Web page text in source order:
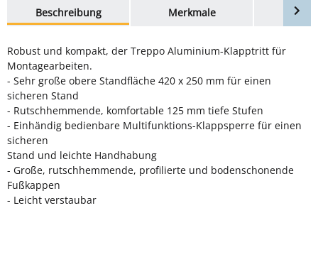
Beschreibung
Merkmale
Robust und kompakt, der Treppo Aluminium-Klapptritt für
Montagearbeiten.
- Sehr große obere Standfläche 420 x 250 mm für einen
sicheren Stand
- Rutschhemmende, komfortable 125 mm tiefe Stufen
- Einhändig bedienbare Multifunktions-Klappsperre für einen
sicheren
Stand und leichte Handhabung
- Große, rutschhemmende, profilierte und bodenschonende
Fußkappen
- Leicht verstaubar